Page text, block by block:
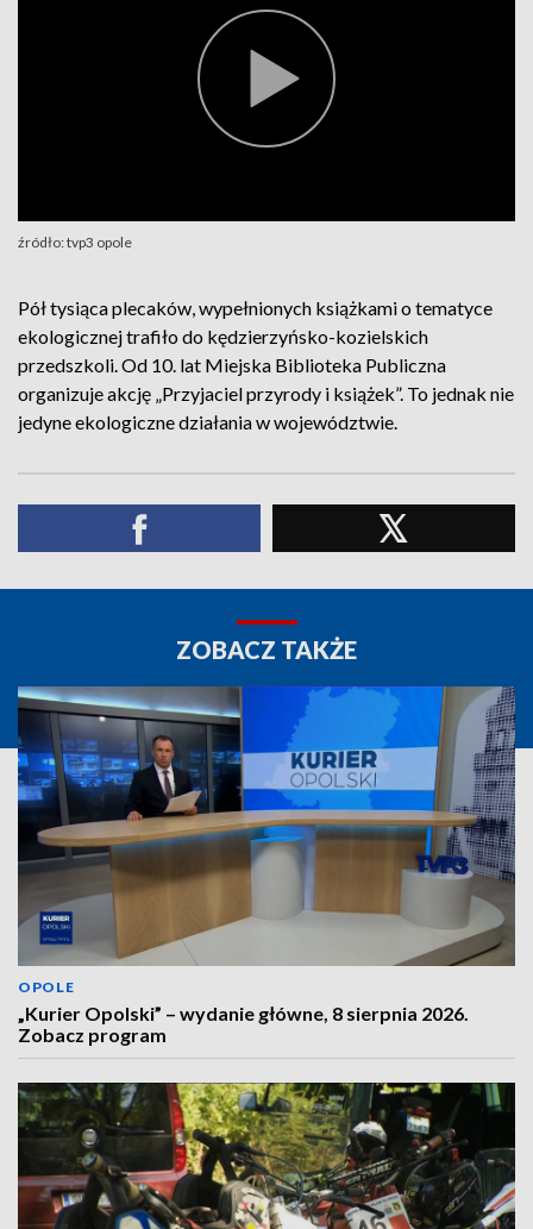
źródło: tvp3 opole
Pół tysiąca plecaków, wypełnionych książkami o tematyce
ekologicznej trafiło do kędzierzyńsko-kozielskich
przedszkoli. Od 10. lat Miejska Biblioteka Publiczna
organizuje akcję „Przyjaciel przyrody i książek”. To jednak nie
jedyne ekologiczne działania w województwie.
ZOBACZ TAKŻE
OPOLE
„Kurier Opolski” – wydanie główne, 8 sierpnia 2026.
Zobacz program